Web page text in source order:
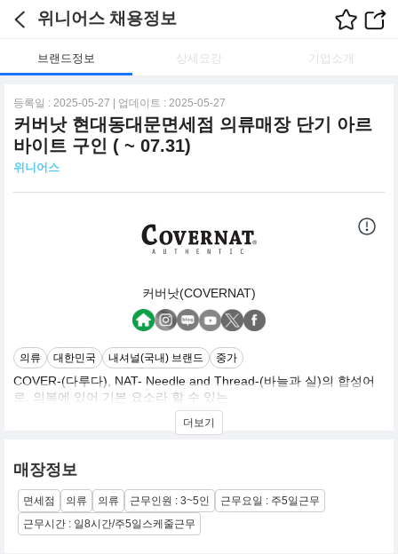
위니어스 채용정보
브랜드정보 상세요강 기업소개
등록일 : 2025-05-27 | 업데이트 : 2025-05-27
커버낫 현대동대문면세점 의류매장 단기 아르
바이트 구인 ( ~ 07.31)
위니어스
커버낫(COVERNAT)
의류 대한민국 내셔널(국내) 브랜드 중가
COVER-(다루다), NAT- Needle and Thread-(바늘과 실)의 합성어
로, 의복에 있어 기본 요소라 할 수 있는
바늘과 실, 그 바늘과 실이라는 기본에서 시작하여 기본에 충실한 옷
을 다룬다라는 의미를 가지고 있습니다.
COVERNAT is a combination of COVER + NAT - Needle And
Thread that are the basic elements of clothing.
The needle and thread are meant to start from the basics and we
deal with clothes that are faithful to the basics.
더보기
매장정보
면세점 의류 의류 근무인원 : 3~5인
근무요일 : 주5일근무
근무시간 : 일8시간/주5일스케줄근무